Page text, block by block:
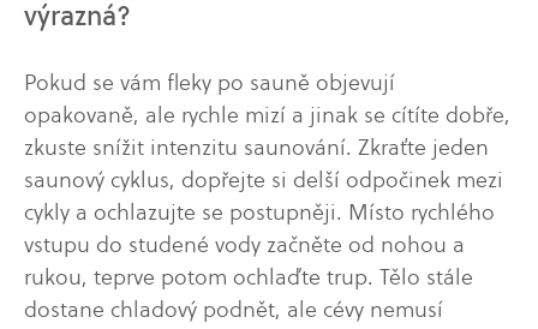
výrazná?
Pokud se vám fleky po sauně objevují
opakovaně, ale rychle mizí a jinak se cítíte dobře,
zkuste snížit intenzitu saunování. Zkraťte jeden
saunový cyklus, dopřejte si delší odpočinek mezi
cykly a ochlazujte se postupněji. Místo rychlého
vstupu do studené vody začněte od nohou a
rukou, teprve potom ochlaďte trup. Tělo stále
dostane chladový podnět, ale cévy nemusí